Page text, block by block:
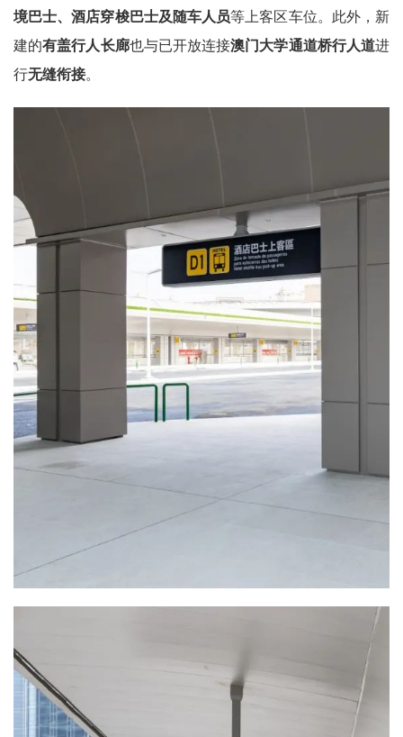
境巴士、酒店穿梭巴士及随车人员等上客区车位。此外，新
建的有盖行人长廊也与已开放连接澳门大学通道桥行人道进
行无缝衔接。